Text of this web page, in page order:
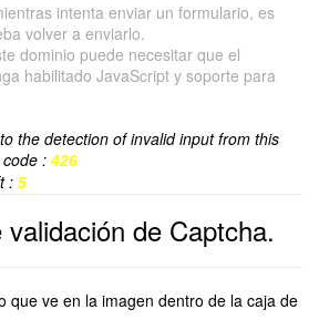
intenta enviar un formulario, es
volver a enviarlo.
dominio puede necesitar que el
habilitado JavaScript y soporte para
the detection of invalid input from this
: 426
: 5
de Captcha.
que ve en la imagen dentro de la caja de